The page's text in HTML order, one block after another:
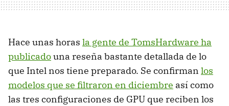
Hace unas horas la gente de TomsHardware ha
publicadouna reseña bastante detallada de lo
que Intel nos tiene preparado. Se confirman los
modelos que se filtraron en diciembre así como
las tres configuraciones de GPU que reciben los